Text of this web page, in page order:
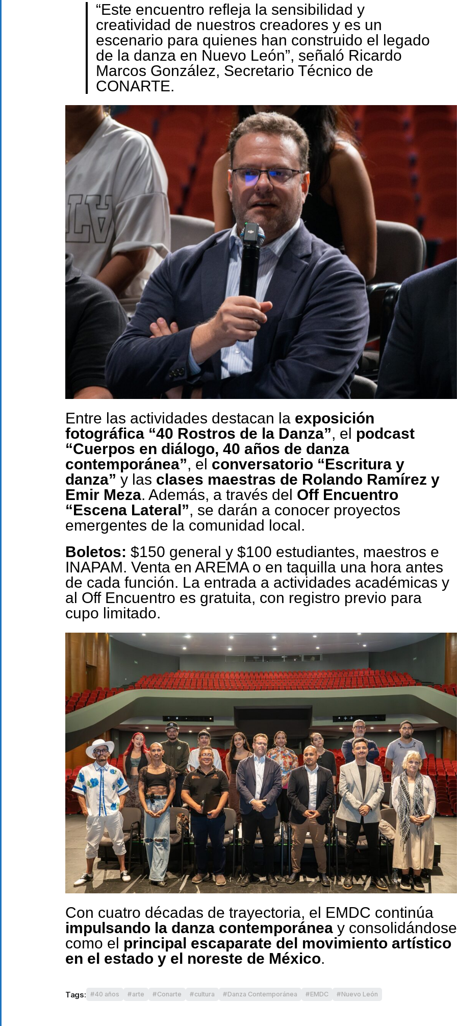
“Este encuentro refleja la sensibilidad y
creatividad de nuestros creadores y es un
escenario para quienes han construido el legado
de la danza en Nuevo León”, señaló Ricardo
Marcos González, Secretario Técnico de
CONARTE.
Entre las actividades destacan la exposición
fotográfica “40 Rostros de la Danza”, el podcast
“Cuerpos en diálogo, 40 años de danza
contemporánea”, el conversatorio “Escritura y
danza” y las clases maestras de Rolando Ramírez y
Emir Meza. Además, a través del Off Encuentro
“Escena Lateral”, se darán a conocer proyectos
emergentes de la comunidad local.
Boletos: $150 general y $100 estudiantes, maestros e
INAPAM. Venta en AREMA o en taquilla una hora antes
de cada función. La entrada a actividades académicas y
al Off Encuentro es gratuita, con registro previo para
cupo limitado.
Con cuatro décadas de trayectoria, el EMDC continúa
impulsando la danza contemporánea y consolidándose
como el principal escaparate del movimiento artístico
en el estado y el noreste de México.
Tags: 40 años arte Conarte cultura Danza Contemporánea EMDC Nuevo León